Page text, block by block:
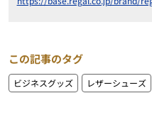
この記事のタグ
ビジネスグッズ レザーシューズ